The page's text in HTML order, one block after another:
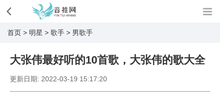
首页 > 明星 > 歌手 > 男歌手
大张伟最好听的10首歌，大张伟的歌大全
更新日期: 2022-03-19 15:17:20